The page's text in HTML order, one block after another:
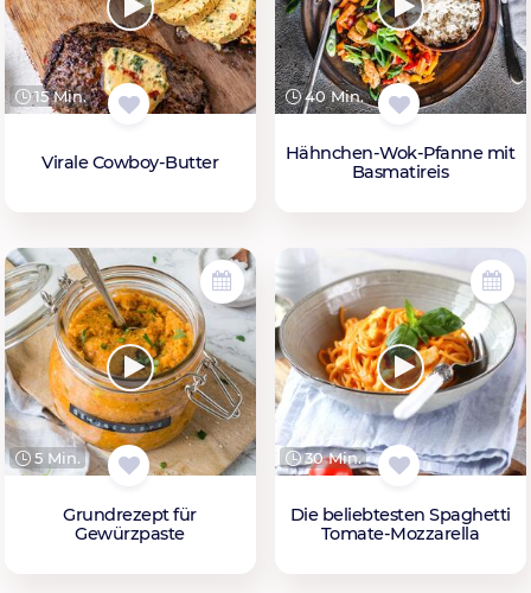
15 Min.
Virale Cowboy-Butter
40 Min.
Hähnchen-Wok-Pfanne mit
Basmatireis
5 Min.
Grundrezept für
Gewürzpaste
30 Min.
Die beliebtesten Spaghetti
Tomate-Mozzarella